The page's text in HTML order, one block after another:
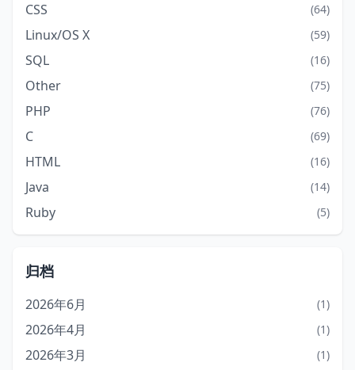
CSS (64)
Linux/OS X (59)
SQL (16)
Other (75)
PHP (76)
C (69)
HTML (16)
Java (14)
Ruby (5)
归档
2026年6月 (1)
2026年4月 (1)
2026年3月 (1)